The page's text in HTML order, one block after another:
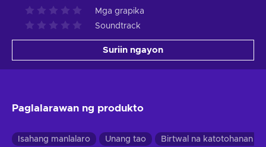
Mga grapika
Soundtrack
Suriin ngayon
Paglalarawan ng produkto
Isahang manlalaro Unang tao Birtwal na katotohanan